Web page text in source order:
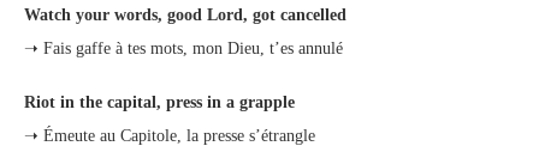
Watch your words, good Lord, got cancelled
➝ Fais gaffe à tes mots, mon Dieu, t’es annulé
Riot in the capital, press in a grapple
➝ Émeute au Capitole, la presse s’étrangle